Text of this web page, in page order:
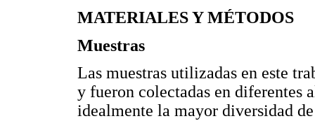
MATERIALES Y MÉTODOS
Muestras
Las muestras utilizadas en este
y fueron colectadas en diferentes
idealmente la mayor diversidad